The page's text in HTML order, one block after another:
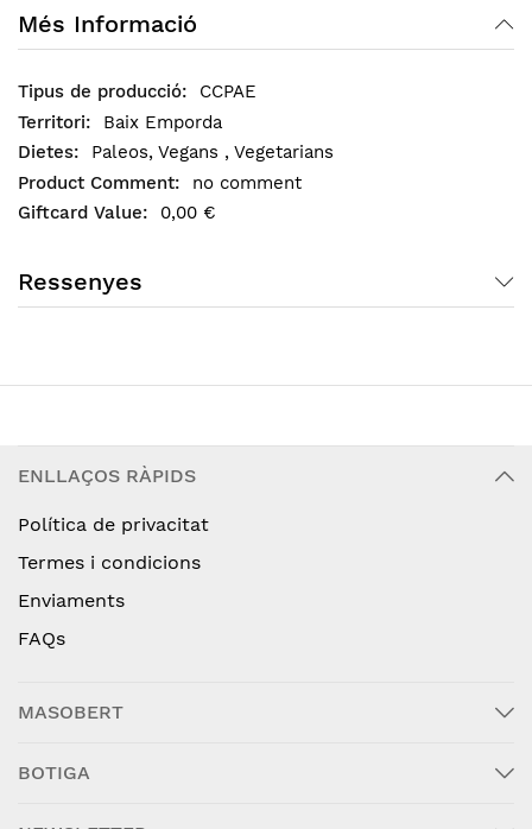
Més Informació
CCPAE
Baix Emporda
Paleos, Vegans , Vegetarians
no comment
0,00 €
Ressenyes
ENLLAÇOS RÀPIDS
Política de privacitat
Termes i condicions
Enviaments
FAQs
MASOBERT
BOTIGA